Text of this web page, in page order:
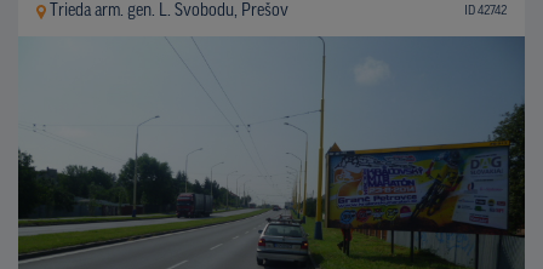
Trieda arm. gen. L. Svobodu, Prešov ID 42742